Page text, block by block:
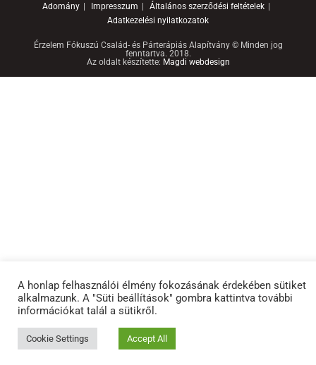
Adomány Impresszum
Általános szerződési feltételek
Adatkezelési nyilatkozatok
Érzelem Fókuszú Család- és Párterápiás Alapítvány © Minden jog
fenntartva. 2018.
Az oldalt készítette: Magdi webdesign
A honlap felhasználói élmény fokozásának érdekében sütiket
alkalmazunk. A "Süti beállítások" gombra kattintva további
információkat talál a sütikről.
Cookie Settings Accept All